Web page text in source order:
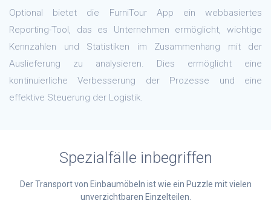
Optional bietet die FurniTour App ein webbasiertes
Reporting-Tool, das es Unternehmen ermöglicht, wichtige
Kennzahlen und Statistiken im Zusammenhang mit der
Auslieferung zu analysieren. Dies ermöglicht eine
kontinuierliche Verbesserung der Prozesse und eine
effektive Steuerung der Logistik.
Spezialfälle inbegriffen
Der Transport von Einbaumöbeln ist wie ein Puzzle mit vielen
unverzichtbaren Einzelteilen.